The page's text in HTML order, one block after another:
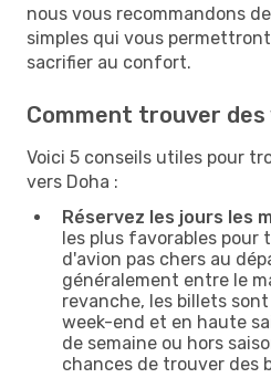
nous vous recommandons
simples qui vous
sacrifier au confort.
Comment trouver des
Voici 5 conseils utiles pour
vers Doha :
Réservez les jours les
les plus favorables pour
d'avion pas chers au
généralement entre le
revanche, les billets
week-end et en haute
de semaine ou hors
chances de trouver des